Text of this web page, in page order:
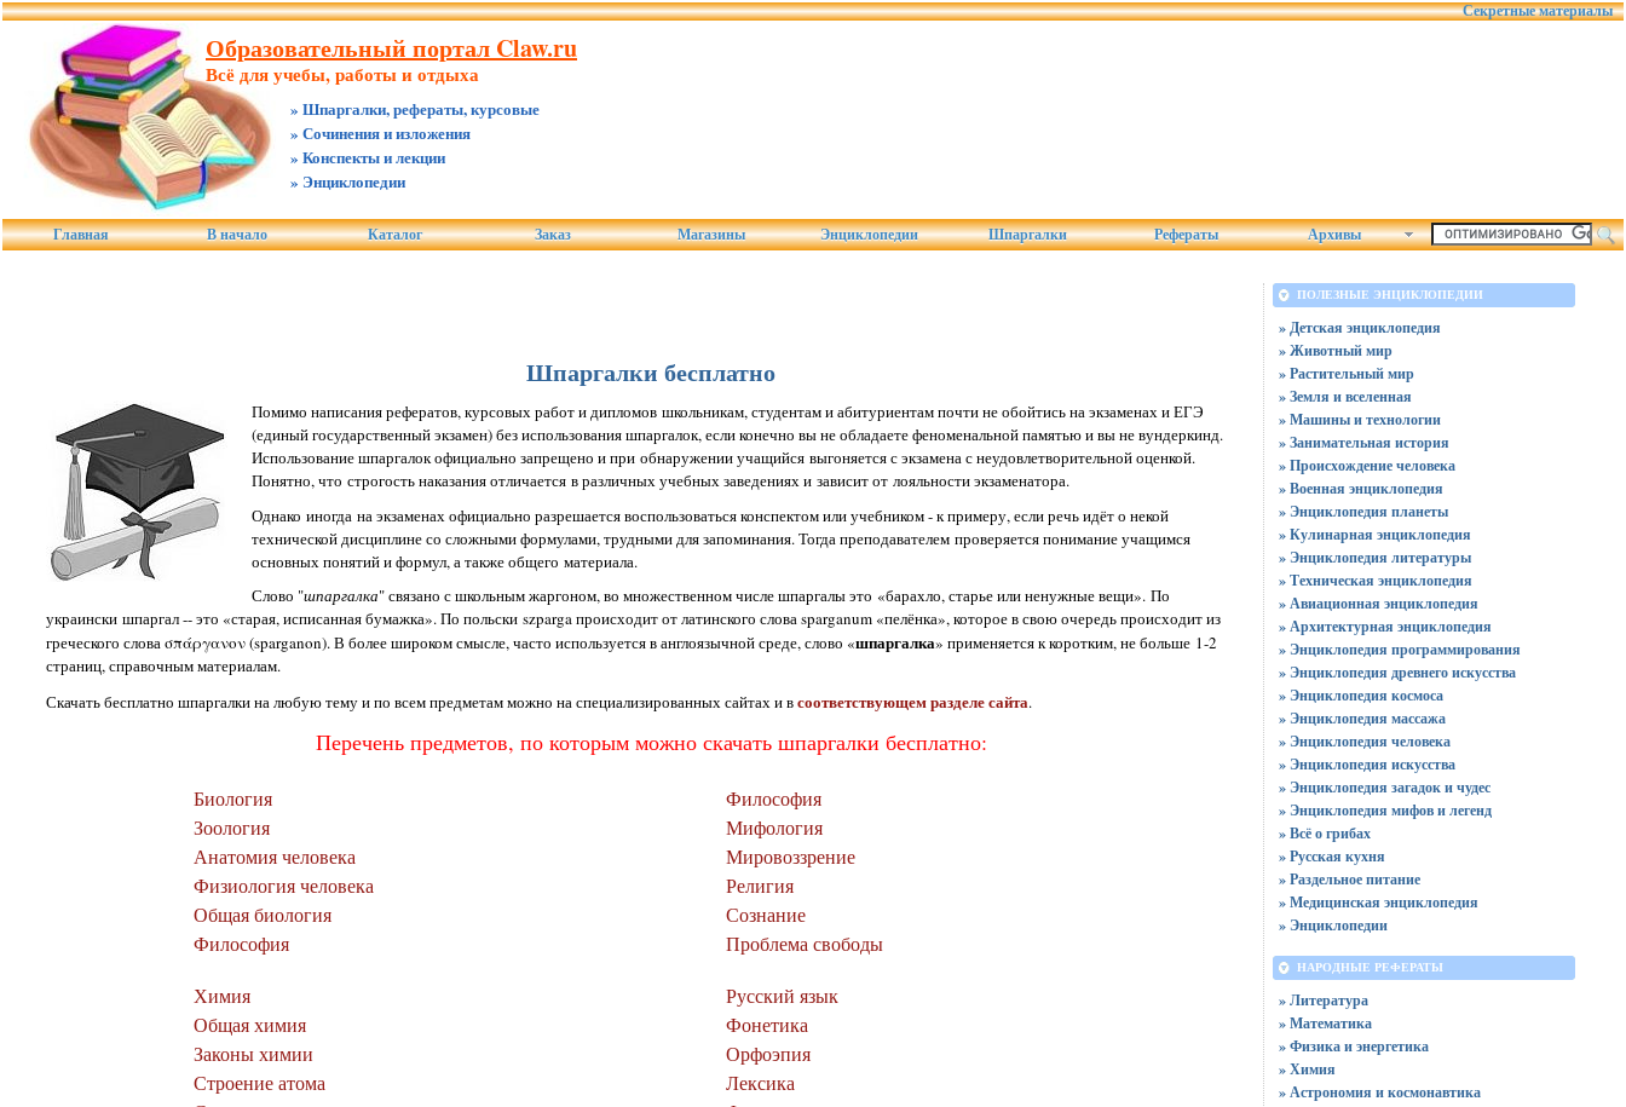
Секретные материалы
Образовательный портал Claw.ru
Всё для учебы, работы и отдыха
» Шпаргалки, рефераты, курсовые
» Сочинения и изложения
» Конспекты и лекции
» Энциклопедии
Главная В начало Каталог Заказ Магазины Энциклопедии Шпаргалки Рефераты Архивы
Шпаргалки бесплатно
Помимо написания рефератов, курсовых работ и дипломов школьникам, студентам и абитуриентам почти не обойтись на экзаменах и ЕГЭ
(единый государственный экзамен) без использования шпаргалок, если конечно вы не обладаете феноменальной памятью и вы не вундеркинд.
Использование шпаргалок официально запрещено и при обнаружении учащийся выгоняется с экзамена с неудовлетворительной оценкой.
Понятно, что строгость наказания отличается в различных учебных заведениях и зависит от лояльности экзаменатора.
Однако иногда на экзаменах официально разрешается воспользоваться конспектом или учебником - к примеру, если речь идёт о некой
технической дисциплине со сложными формулами, трудными для запоминания. Тогда преподавателем проверяется понимание учащимся
основных понятий и формул, а также общего материала.
Слово "шпаргалка" связано с школьным жаргоном, во множественном числе шпаргалы это «барахло, старье или ненужные вещи». По
украински шпаргал -- это «старая, исписанная бумажка». По польски szparga происходит от латинского слова sparganum «пелёнка», которое в свою очередь происходит из
греческого слова σπάργανον (sparganon). В более широком смысле, часто используется в англоязычной среде, слово «шпаргалка» применяется к коротким, не больше 1-2
страниц, справочным материалам.
Скачать бесплатно шпаргалки на любую тему и по всем предметам можно на специализированных сайтах и всоответствующем разделе сайта.
Перечень предметов, по которым можно скачать шпаргалки бесплатно:
Биология
Зоология
Анатомия человека
Физиология человека
Общая биология
Философия
Химия
Общая химия
Законы химии
Строение атома
Философия
Мифология
Мировоззрение
Религия
Сознание
Проблема свободы
Русский язык
Фонетика
Орфоэпия
Лексика
ПОЛЕЗНЫЕ ЭНЦИКЛОПЕДИИ
» Детская энциклопедия
» Животный мир
» Растительный мир
» Земля и вселенная
» Машины и технологии
» Занимательная история
» Происхождение человека
» Военная энциклопедия
» Энциклопедия планеты
» Кулинарная энциклопедия
» Энциклопедия литературы
» Техническая энциклопедия
» Авиационная энциклопедия
» Архитектурная энциклопедия
» Энциклопедия программирования
» Энциклопедия древнего искусства
» Энциклопедия космоса
» Энциклопедия массажа
» Энциклопедия человека
» Энциклопедия искусства
» Энциклопедия загадок и чудес
» Энциклопедия мифов и легенд
» Всё о грибах
» Русская кухня
» Раздельное питание
» Медицинская энциклопедия
» Энциклопедии
НАРОДНЫЕ РЕФЕРАТЫ
» Литература
» Математика
» Физика и энергетика
» Химия
» Астрономия и космонавтика